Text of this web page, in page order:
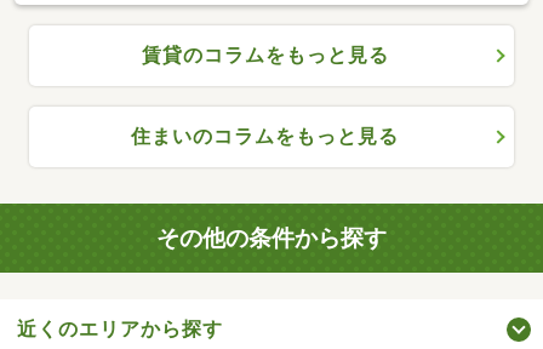
賃貸のコラムをもっと見る
住まいのコラムをもっと見る
その他の条件から探す
近くのエリアから探す